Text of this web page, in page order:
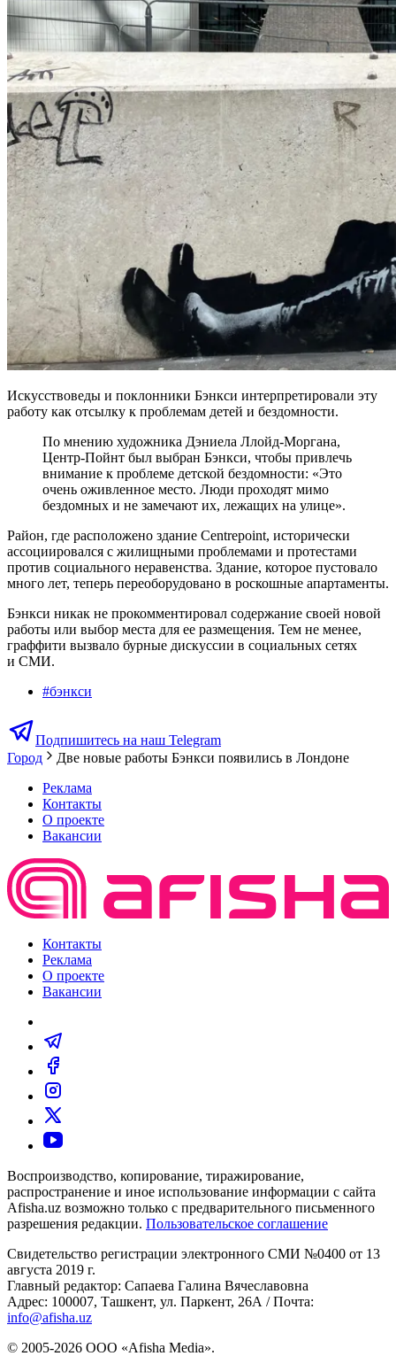
Искусствоведы и поклонники Бэнкси интерпретировали эту
работу как отсылку к проблемам детей и бездомности.
По мнению художника Дэниела Ллойд-Моргана,
Центр-Пойнт был выбран Бэнкси, чтобы привлечь
внимание к проблеме детской бездомности: «Это
очень оживленное место. Люди проходят мимо
бездомных и не замечают их, лежащих на улице».
Район, где расположено здание Centrepoint, исторически
ассоциировался с жилищными проблемами и протестами
против социального неравенства. Здание, которое пустовало
много лет, теперь переоборудовано в роскошные апартаменты.
Бэнкси никак не прокомментировал содержание своей новой
работы или выбор места для ее размещения. Тем не менее,
граффити вызвало бурные дискуссии в социальных сетях
и СМИ.
#бэнкси
Подпишитесь на наш Telegram
Город
Две новые работы Бэнкси появились в Лондоне
Реклама
Контакты
О проекте
Вакансии
Контакты
Реклама
О проекте
Вакансии
Воспроизводство, копирование, тиражирование,
распространение и иное использование информации с сайта
Afisha.uz возможно только с предварительного письменного
разрешения редакции. Пользовательское соглашение
Свидетельство регистрации электронного СМИ №0400 от 13
августа 2019 г.
Главный редактор: Сапаева Галина Вячеславовна
Адрес: 100007, Ташкент, ул. Паркент, 26А / Почта:
info@afisha.uz
© 2005-2026 ООО «Afisha Media».